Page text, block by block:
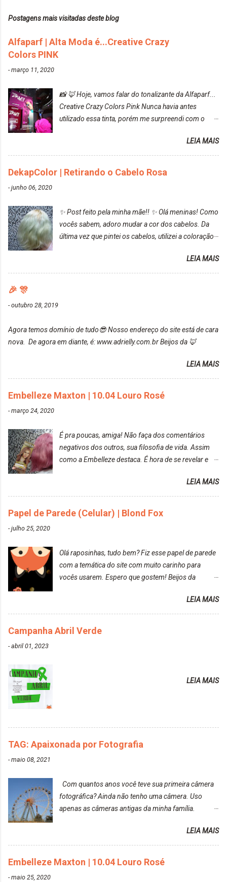
Postagens mais visitadas deste blog
Alfaparf | Alta Moda é...Creative Crazy
Colors PINK
-março 11, 2020
📸 🦊 Hoje, vamos falar do tonalizante da Alfaparf...
Creative Crazy Colors Pink Nunca havia antes
utilizado essa tinta, porém me surpreendi com o
turquesa (meio desbotado), e após a utilização meu
cabelo ficou roxo com mechinhas azul, rosa e meio
cinza... FICOU LINDOOOOO!!! Cabelo antes: Cabelo
depois: Bom, sobre a tinta, eu achei ela muito liquida,
tinta ficava manchado. Meu banheiro inteiro ficou
rosa, minha mão, meu corpo todo, porém, ela tem
uma fixação muito boa (Deu para perceber kkk) Sem
LEIA MAIS
DekapColor | Retirando o Cabelo Rosa
-junho 06, 2020
✨ Post feito pela minha mãe!! ✨ Olá meninas! Como
vocês sabem, adoro mudar a cor dos cabelos. Da
última vez que pintei os cabelos, utilizei a coloração
ressaltar que meu cabelo estava platinado. O tom
ficou um rosa antigo, cobriu muito bem e não
de inúmeras lavagens, meu cabelo teve um bom
desbotamento da cor, ele ficou um rosa bem suave,
DekapColor. Adorei o resultado da limpeza. Ficou
DekapColor "Minha mãe é lindaaaaa" Para quem
não conhece, o DekapColor é um p...
LEIA MAIS
🎉 🎊
-outubro 28, 2019
Agora temos domínio de tudo😎 Nosso endereço do site está de cara
nova. De agora em diante, é: www.adrielly.com.br Beijos da 🦊
LEIA MAIS
Embelleze Maxton | 10.04 Louro Rosé
-março 24, 2020
É pra poucas, amiga! Não faça dos comentários
negativos dos outros, sua filosofia de vida. Assim
como a Embelleze destaca. É hora de se revelar e
vip Maxton liberdade para ser mais você Loiro Rosé
10.04. Após 30 minutos no cabelo, retirei o excesso
da tintura no banho e notei que os fios estavam
ressecados (Já ensinamos aqui no site, uma
caseira-cronograma-capilar.html ). Foi difícil retirar o
excesso. É uma tintura fácil de aplicar, o cheiro é
agradável. Cabelo antes da descoloração da raiz:
LIBERDADE PARA SER MAIS VOCÊ 10.04 LOURO
LEIA MAIS
Papel de Parede (Celular) | Blond Fox
-julho 25, 2020
Olá raposinhas, tudo bem? Fiz esse papel de parede
com a temática do site com muito carinho para
vocês usarem. Espero que gostem! Beijos da
LEIA MAIS
Campanha Abril Verde
-abril 01, 2023
LEIA MAIS
TAG: Apaixonada por Fotografia
-maio 08, 2021
Com quantos anos você teve sua primeira câmera
fotográfica? Ainda não tenho uma câmera. Uso
apenas as câmeras antigas da minha família.
diria que gosto mais de fotografar, mas comecei a
gostar bastante de ser a minha modelo. Você tem
uma boa câmera para fotografar? Ainda não tenho
uma super câmera profissional. Por enquanto, a
LEIA MAIS
Embelleze Maxton | 10.04 Louro Rosé
-maio 25, 2020